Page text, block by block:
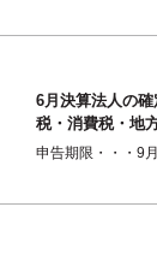
6月決算法人の確
税・消費税・地
事業税・（法人
申告期限・・・9